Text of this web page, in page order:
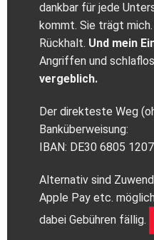
dankbar für jede
kommt. Sie trägt
Rückhalt. Und mein
Angriffen und
vergeblich.
Der direkteste Weg
Banküberweisung:
IBAN: DE30 6805
Alternativ sind
Apple Pay etc.
dabei Gebühren fällig.